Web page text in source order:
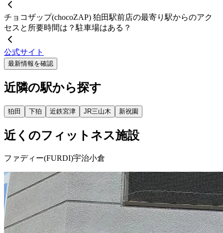
チョコザップ(chocoZAP) 狛田駅前店の最寄り駅からのアク
セスと所要時間は？駐車場はある？
公式サイト
最新情報を確認
近隣の駅から探す
狛田 下狛 近鉄宮津 JR三山木 新祝園
近くのフィットネス施設
ファディー(FURDI)宇治小倉